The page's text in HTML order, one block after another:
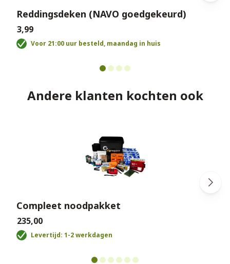
Reddingsdeken (NAVO goedgekeurd)
€3,99
Voor 21:00 uur besteld, maandag in huis
Andere klanten kochten ook
Compleet noodpakket
€235,00
Levertijd: 1-2 werkdagen